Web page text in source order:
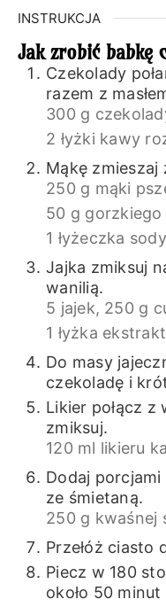
INSTRUKCJA
Jak zrobić babkę
Czekolady
razem z
300 g
2 łyżki kawy
Mąkę zmieszaj
250 g mąki
50 g gorzkiego
1 łyżeczka
Jajka zmiksuj
wanilią.
5 jajek, 250 g
1 łyżka
Do masy
czekoladę i
Likier połącz z
zmiksuj.
120 ml likieru
Dodaj
ze śmietaną.
250 g kwaśnej
Przełóż ciasto
Piecz w 180
około 50